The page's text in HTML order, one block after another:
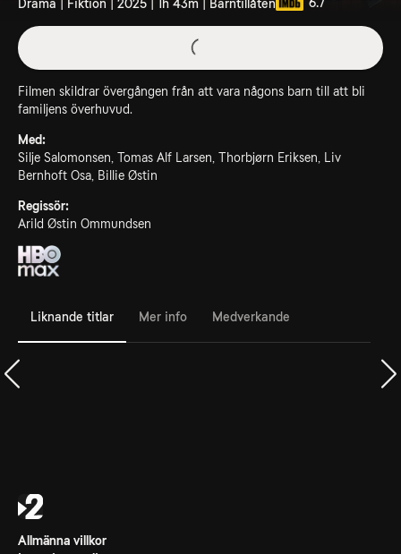
Drama | Fiktion | 2025 | 1h 43m | Barntillåten
Filmen skildrar övergången från att vara någons barn till att bli
familjens överhuvud.
Med:
Silje Salomonsen, Tomas Alf Larsen, Thorbjørn Eriksen, Liv
Bernhoft Osa, Billie Østin
Regissör:
Arild Østin Ommundsen
Liknande titlar Mer info Medverkande
Allmänna villkor